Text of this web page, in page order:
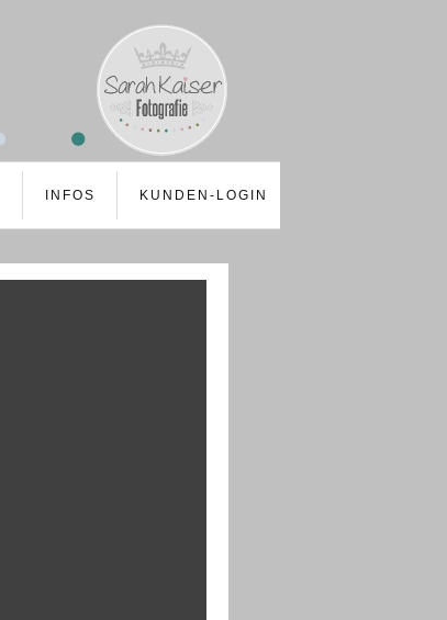
INFOS KUNDEN-LOGIN